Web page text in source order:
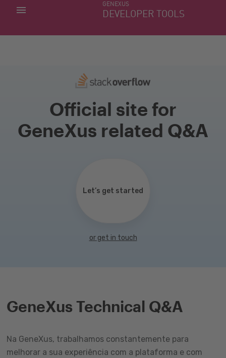
GENEXUS
DEVELOPER TOOLS
MINHAS APLICACÕES
Official site for
GeneXus related Q&A
Let’s get started
or get in touch
GeneXus Technical Q&A
Na GeneXus, trabalhamos constantemente para
melhorar a sua experiência com a plataforma e com